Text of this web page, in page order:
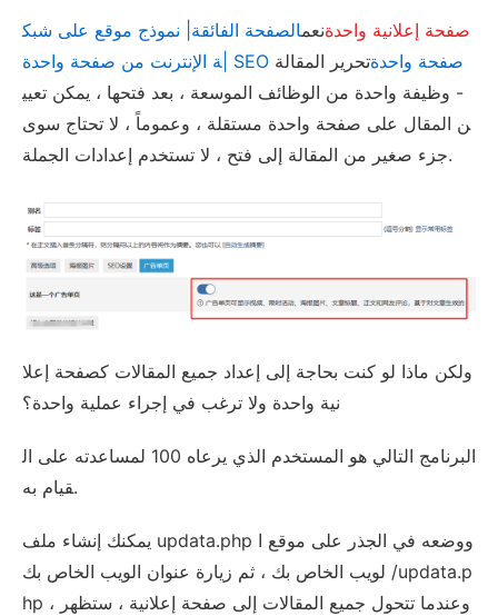
صفحة إعلانية واحدةنعمالصفحة الفائقة| نموذج موقع على شبك
ة الإنترنت من صفحة واحدة| SEO صفحة واحدةتحرير المقالة
- وظيفة واحدة من الوظائف الموسعة ، بعد فتحها ، يمكن تعيي
ن المقال على صفحة واحدة مستقلة ، وعموماً ، لا تحتاج سوى
جزء صغير من المقالة إلى فتح ، لا تستخدم إعدادات الجملة.
ولكن ماذا لو كنت بحاجة إلى إعداد جميع المقالات كصفحة إعلا
نية واحدة ولا ترغب في إجراء عملية واحدة؟
البرنامج التالي هو المستخدم الذي يرعاه 100 لمساعدته على ال
قيام به.
يمكنك إنشاء ملف updata.php ووضعه في الجذر على موقع ا
لويب الخاص بك ، ثم زيارة عنوان الويب الخاص بك /updata.p
hp ، وعندما تتحول جميع المقالات إلى صفحة إعلانية ، ستظهر